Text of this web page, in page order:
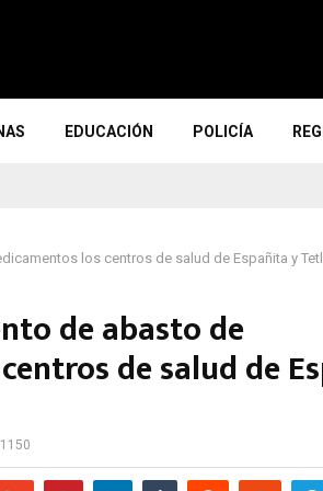
EDUCACIÓN POLICÍA
los centros de salud de Españita y
de abasto de
de salud de
1150